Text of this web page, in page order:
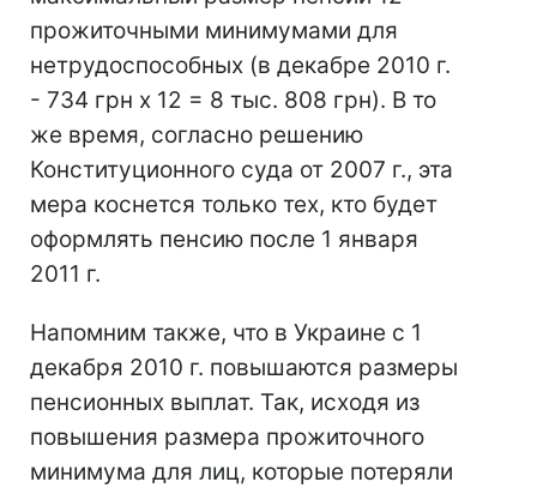
прожиточными минимумами для
нетрудоспособных (в декабре 2010 г.
- 734 грн x 12 = 8 тыс. 808 грн). В то
же время, согласно решению
Конституционного суда от 2007 г., эта
мера коснется только тех, кто будет
оформлять пенсию после 1 января
2011 г.
Напомним также, что в Украине с 1
декабря 2010 г. повышаются размеры
пенсионных выплат. Так, исходя из
повышения размера прожиточного
минимума для лиц, которые потеряли